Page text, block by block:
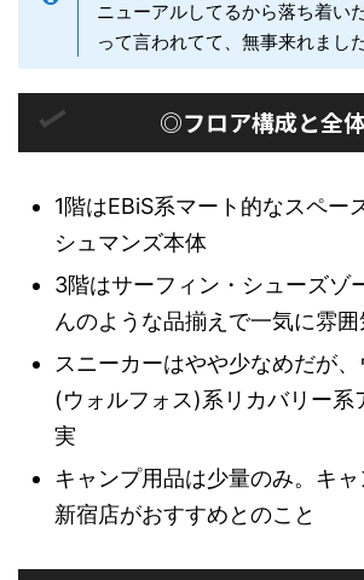
ニューアルしてるから落ち着い
って言われてて、無事来れました
◎フロア構成と全
1階はEBiS系マート的なスペー
シュマンズ本体
3階はサーフィン・シューズゾ
んのような品揃えで一気に雰
スニーカーはやや少なめだが
(ウォルフォス)系リカバリー系
実
キャンプ用品は少量のみ。キ
新宿店がおすすめとのこと